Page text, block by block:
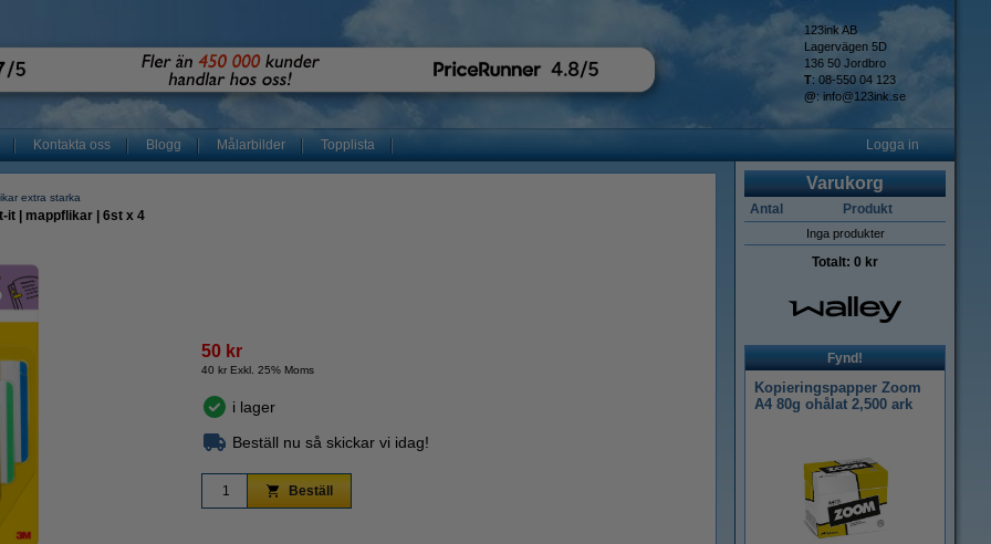
123ink AB
Lagervägen 5D
136 50 Jordbro
T: 08-550 04 123
@: info@123ink.se
Kontakta oss Blogg Målarbilder Topplista Logga in
extra starka
it | mappflikar | 6st x 4
50 kr
40 kr Exkl. 25% Moms
i lager
Beställ nu så skickar vi idag!
Beställ
Varukorg
Antal Produkt
Inga produkter
Totalt: 0 kr
Fynd!
Kopieringspapper Zoom
A4 80g ohålat 2,500 ark